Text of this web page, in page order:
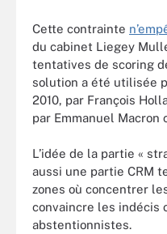
Cette contrainte
du cabinet Liegey
tentatives de scoring
solution a été utilisée
2010, par François
par Emmanuel Macron
L’idée de la partie «
aussi une partie CRM
zones où concentrer
convaincre les indécis
abstentionnistes.